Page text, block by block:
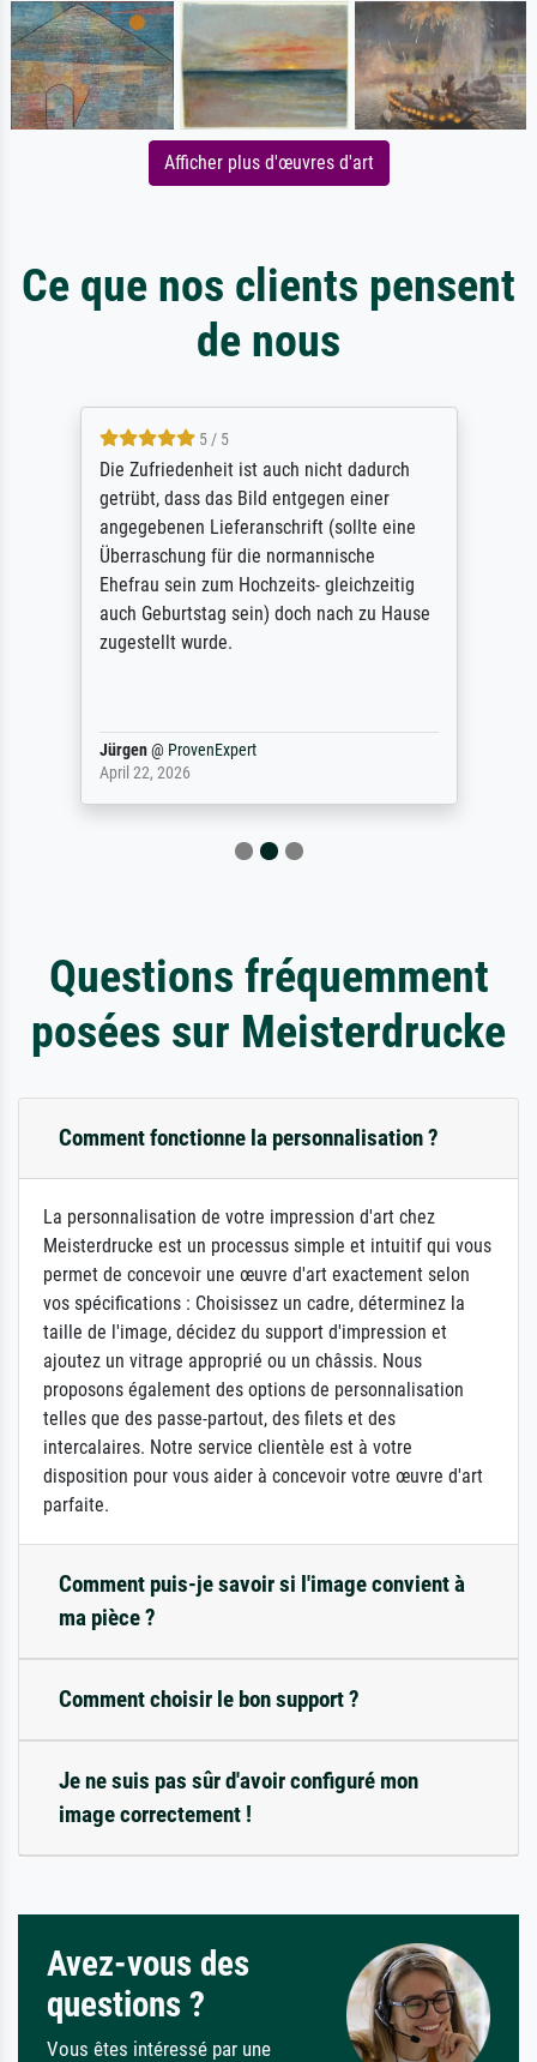
Afficher plus d'œuvres d'art
Ce que nos clients pensent
de nous
5 / 5
Die Zufriedenheit ist auch nicht dadurch
getrübt, dass das Bild entgegen einer
angegebenen Lieferanschrift (sollte eine
Überraschung für die normannische
Ehefrau sein zum Hochzeits- gleichzeitig
auch Geburtstag sein) doch nach zu Hause
zugestellt wurde.
Jürgen@ ProvenExpert
April 22, 2026
Questions fréquemment
posées sur Meisterdrucke
Comment fonctionne la personnalisation ?
La personnalisation de votre impression d'art chez
Meisterdrucke est un processus simple et intuitif qui vous
permet de concevoir une œuvre d'art exactement selon
vos spécifications : Choisissez un cadre, déterminez la
taille de l'image, décidez du support d'impression et
ajoutez un vitrage approprié ou un châssis. Nous
proposons également des options de personnalisation
telles que des passe-partout, des filets et des
intercalaires. Notre service clientèle est à votre
disposition pour vous aider à concevoir votre œuvre d'art
parfaite.
Comment puis-je savoir si l'image convient à
ma pièce ?
Comment choisir le bon support ?
Je ne suis pas sûr d'avoir configuré mon
image correctement !
Avez-vous des
questions ?
Vous êtes intéressé par une